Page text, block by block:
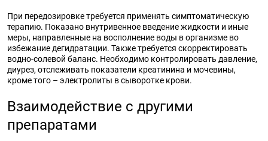
При передозировке требуется применять симптоматическую
терапию. Показано внутривенное введение жидкости и иные
меры, направленные на восполнение воды в организме во
избежание дегидратации. Также требуется скорректировать
водно-солевой баланс. Необходимо контролировать давление,
диурез, отслеживать показатели креатинина и мочевины,
кроме того – электролиты в сыворотке крови.
Взаимодействие с другими
препаратами